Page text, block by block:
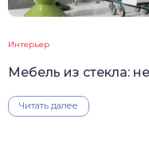
Интерьер
Мебель из стекла:
Читать далее